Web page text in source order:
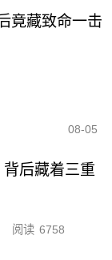
竟藏致命一击
08-05
后藏着三重
阅读 6758